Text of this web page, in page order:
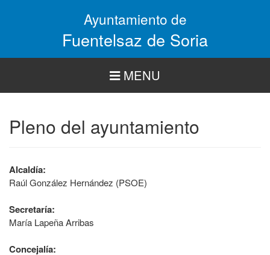
Ayuntamiento de
Fuentelsaz de Soria
MENU
Pleno del ayuntamiento
Alcaldía:
Raúl González Hernández (PSOE)
Secretaría:
María Lapeña Arribas
Concejalía: